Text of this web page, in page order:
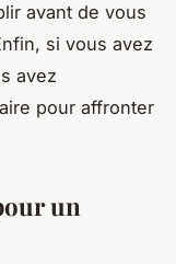
avant de vous
si vous avez
avez
pour affronter
un